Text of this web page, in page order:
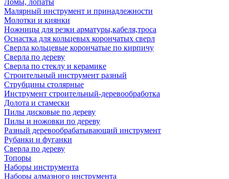
Ломы, лопаты
Малярный инструмент и принадлежности
Молотки и киянки
Ножницы для резки арматуры,кабеля,троса
Оснастка для кольцевых корончатых сверл
Сверла кольцевые корончатые по кирпичу
Сверла по дереву
Сверла по стеклу и керамике
Строительный инструмент разный
Струбцины столярные
Инструмент строительный-деревообработка
Долота и стамески
Пилы дисковые по дереву
Пилы и ножовки по дереву
Разный деревообрабатывающий инструмент
Рубанки и фуганки
Сверла по дереву
Топоры
Наборы инструмента
Наборы алмазного инструмента